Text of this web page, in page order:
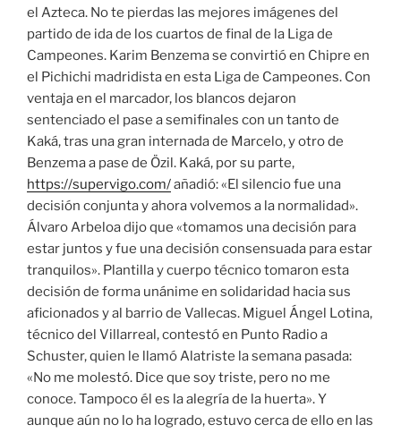
el Azteca. No te pierdas las mejores imágenes del
partido de ida de los cuartos de final de la Liga de
Campeones. Karim Benzema se convirtió en Chipre en
el Pichichi madridista en esta Liga de Campeones. Con
ventaja en el marcador, los blancos dejaron
sentenciado el pase a semifinales con un tanto de
Kaká, tras una gran internada de Marcelo, y otro de
Benzema a pase de Özil. Kaká, por su parte,
https://supervigo.com/añadió: «El silencio fue una
decisión conjunta y ahora volvemos a la normalidad».
Álvaro Arbeloa dijo que «tomamos una decisión para
estar juntos y fue una decisión consensuada para estar
tranquilos». Plantilla y cuerpo técnico tomaron esta
decisión de forma unánime en solidaridad hacia sus
aficionados y al barrio de Vallecas. Miguel Ángel Lotina,
técnico del Villarreal, contestó en Punto Radio a
Schuster, quien le llamó Alatriste la semana pasada:
«No me molestó. Dice que soy triste, pero no me
conoce. Tampoco él es la alegría de la huerta». Y
aunque aún no lo ha logrado, estuvo cerca de ello en las